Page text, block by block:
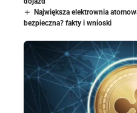
Największa elektrownia
bezpieczna? fakty i wnioski